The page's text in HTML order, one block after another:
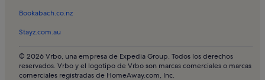
Alquileres vacacionales en Cavacos
Alquileres vacacionales en Quinta do Lago
Alquileres vacacionales en Campo de golf Laranjal en Quinta do
Lago
Bookabach.co.nz
Stayz.com.au
© 2026 Vrbo, una empresa de Expedia Group. Todos los derechos
reservados. Vrbo y el logotipo de Vrbo son marcas comerciales o marcas
comerciales registradas de HomeAway.com, Inc.